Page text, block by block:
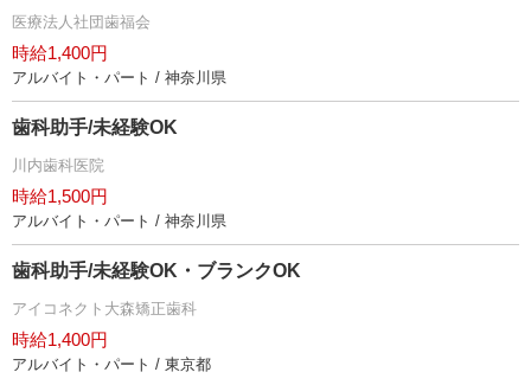
医療法人社団歯福会
時給1,400円
アルバイト・パート / 神奈川県
歯科助手/未経験OK
川内歯科医院
時給1,500円
アルバイト・パート / 神奈川県
歯科助手/未経験OK・ブランクOK
アイコネクト大森矯正歯科
時給1,400円
アルバイト・パート / 東京都